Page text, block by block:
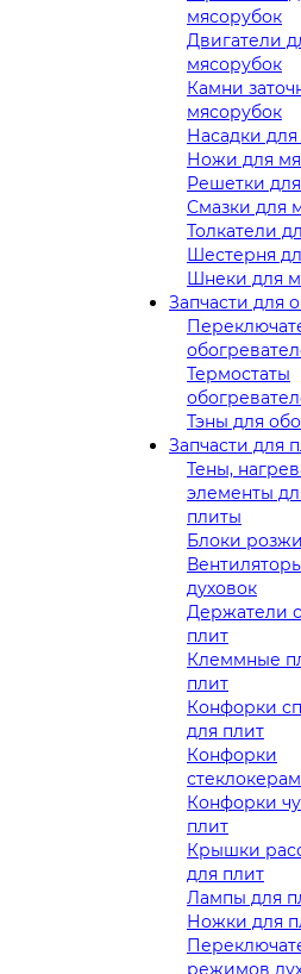
мясорубок
Двигатели
мясорубок
Камни
мясорубок
Насадки
Ножи для
Решетки
Смазки для
Толкатели
Шестерня
Шнеки для
Запчасти для
Термостаты
Тэны для
Запчасти для
Тены,
элементы
плиты
Блоки
духовок
Держатели
плит
Клеммные
плит
Конфорки
для плит
Конфорки
Конфорки
плит
Крышки
для плит
Лампы для
Ножки для
режимов